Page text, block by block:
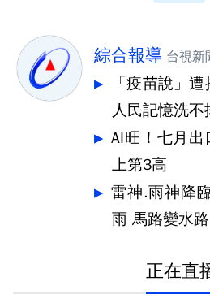
綜合報導 台視新
「疫苗說」
人民記憶洗不
AI旺！七月
上第3高
雷神.雨神降
雨 馬路變水路
正在直